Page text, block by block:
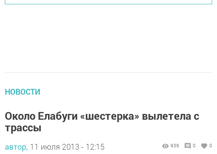
НОВОСТИ
Около Елабуги «шестерка» вылетела с
трассы
автор, 11 июля 2013 - 12:15 936 0 0